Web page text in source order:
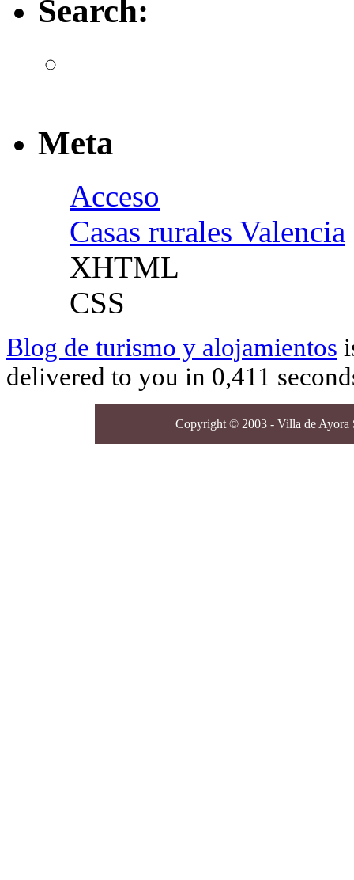
Search:
Meta
Acceso
Casas rurales Valencia
XHTML
CSS
Blog de turismo y alojamientos
delivered to you in 0,411
Copyright © 2003 - Villa de Ayora